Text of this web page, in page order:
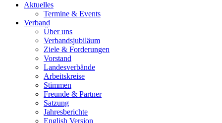
Aktuelles
Termine & Events
Verband
Über uns
Verbandsjubiläum
Ziele & Forderungen
Vorstand
Landesverbände
Arbeitskreise
Stimmen
Freunde & Partner
Satzung
Jahresberichte
English Version